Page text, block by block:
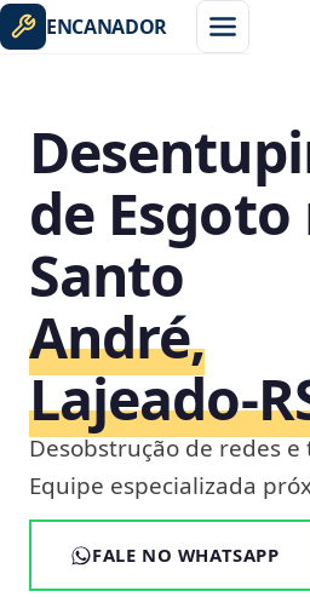
ENCANADOR
de Esgoto
Santo
André,
Desobstrução de redes e
Equipe especializada
FALE NO WHATSAPP